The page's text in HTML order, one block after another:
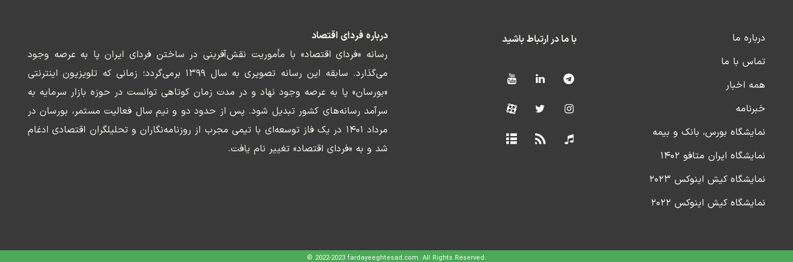
درباره ما
تماس با ما
همه اخبار
خبرنامه
نمایشگاه بورس، بانک و بیمه
نمایشگاه ایران متافو ۱۴۰۲
نمایشگاه کیش اینوکس ۲۰۲۳
نمایشگاه کیش اینوکس ۲۰۲۲
با ما در ارتباط باشید
درباره فردای اقتصاد
رسانه «فردای اقتصاد» با مأموریت نقش‌آفرینی در ساختن فردای ایران پا به عرصه وجود
می‌گذارد. سابقه این رسانه تصویری به سال ۱۳۹۹ برمی‌گردد؛ زمانی که تلویزیون اینترنتی
«بورسان» پا به عرصه وجود نهاد و در مدت زمان کوتاهی توانست در حوزه بازار سرمایه به
سرآمد رسانه‌های کشور تبدیل شود. پس از حدود دو و نیم سال فعالیت مستمر، بورسان در
مرداد ۱۴۰۱ در یک فاز توسعه‌ای با تیمی مجرب از روزنامه‌نگاران و تحلیلگران اقتصادی ادغام
شد و به «فردای اقتصاد» تغییر نام یافت.
© 2022-2023 fardayeeghtesad.com. All Rights Reserved.